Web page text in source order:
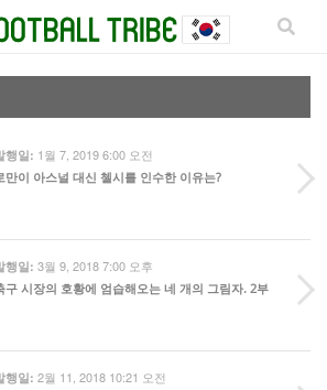
행일: 1월 7, 2019 6:00 오전
만이 아스널 대신 첼시를 인수한 이유는?
행일: 3월 9, 2018 7:00 오후
구 시장의 호황에 엄습해오는 네 개의 그림자. 2부
행일: 2월 11, 2018 10:21 오전